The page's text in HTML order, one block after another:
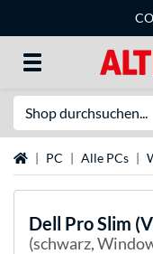
CO
Startseite
PC Alle PCs
Dell Pro Slim
(schwarz,